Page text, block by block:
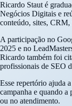
Ricardo Staut é
Negócios Digitais e
conteúdo, sites, CRM,
A participação no
2025 e no
Ricardo também foi
profissionais de SEO
Esse repertório ajuda
campanha e quando
ou no atendimento.